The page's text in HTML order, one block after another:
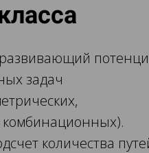
задач
комбинационных).
количества